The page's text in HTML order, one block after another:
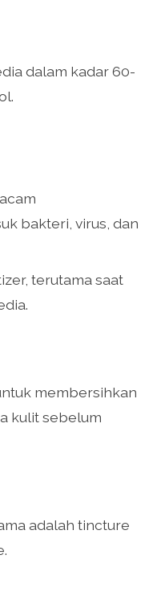
dalam kadar 60-
bakteri, virus, dan
terutama saat
membersihkan
kulit sebelum
adalah tincture